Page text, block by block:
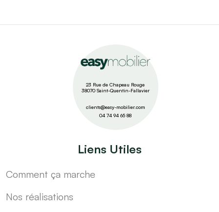
23 Rue de Chapeau Rouge
38070 Saint-Quentin-Fallavier
clients@easy-mobilier.com
04 74 94 65 88
Liens Utiles
Comment ça marche
Nos réalisations